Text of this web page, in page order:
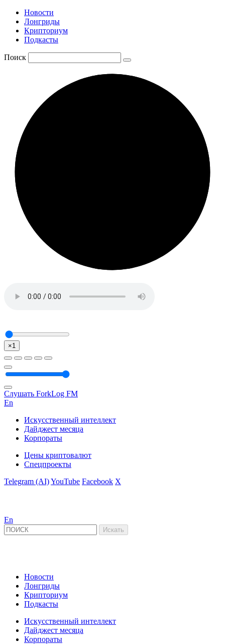
Новости
Лонгриды
Крипториум
Подкасты
Поиск
×1
Слушать ForkLog FM
En
Искусственный интеллект
Дайджест месяца
Корпораты
Цены криптовалют
Спецпроекты
Telegram (AI)YouTube Facebook X
En
Новости
Лонгриды
Крипториум
Подкасты
Искусственный интеллект
Дайджест месяца
Корпораты